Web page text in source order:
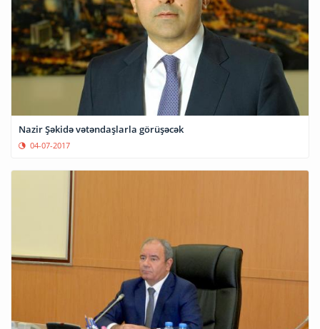
Nazir Şəkidə vətəndaşlarla görüşəcək
04-07-2017